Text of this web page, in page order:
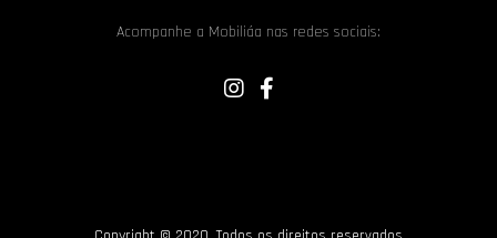
Acompanhe a Mobiliáa nas redes sociais: